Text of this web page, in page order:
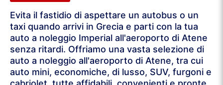
Evita il fastidio di aspettare un autobus o un
taxi quando arrivi in Grecia e parti con la tua
auto a noleggio Imperial all'aeroporto di Atene
senza ritardi. Offriamo una vasta selezione di
auto a noleggio all'aeroporto di Atene, tra cui
auto mini, economiche, di lusso, SUV, furgoni e